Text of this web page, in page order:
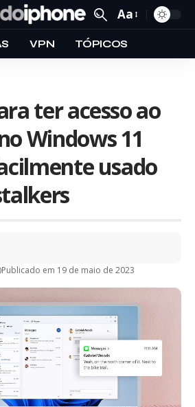
Aa
VPN TÓPICOS
ter acesso ao
Windows 11
usado
Publicado em 19 de maio de 2023